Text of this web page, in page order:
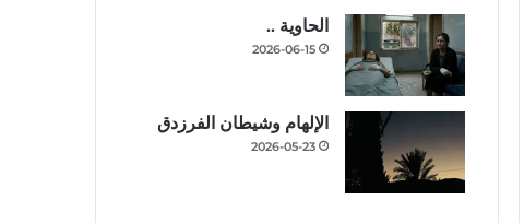
الحاوية ..
2026-06-15
الإلهام وشيطان الفرزدق
2026-05-23